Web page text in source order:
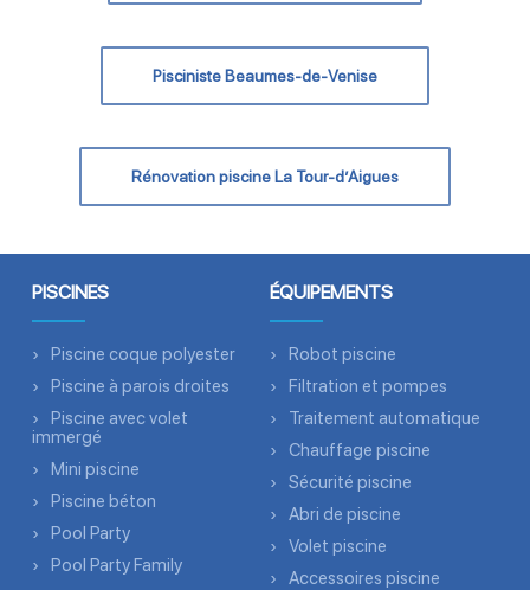
Pisciniste Beaumes-de-Venise
Rénovation piscine La Tour-d’Aigues
PISCINES
Piscine coque polyester
Piscine à parois droites
Piscine avec volet
immergé
Mini piscine
Piscine béton
Pool Party
Pool Party Family
ÉQUIPEMENTS
Robot piscine
Filtration et pompes
Traitement automatique
Chauffage piscine
Sécurité piscine
Abri de piscine
Volet piscine
Accessoires piscine